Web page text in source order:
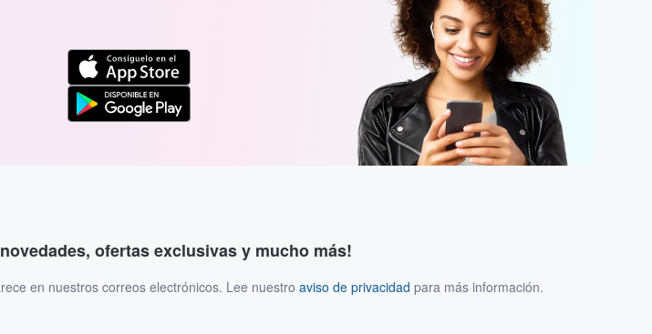
ofertas exclusivas y mucho más!
en nuestros correos electrónicos. Lee nuestro aviso de privacidad para más información.